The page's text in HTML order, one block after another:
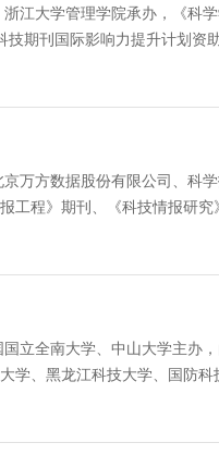
江大学管理学院承办，《科
提升计划资助期刊）编辑部协办。 时
万方数据股份有限公司、科
《科技情报研究》期刊作为媒体支
立全南大学、中山大学主办
学、黑龙江科技大学、国防